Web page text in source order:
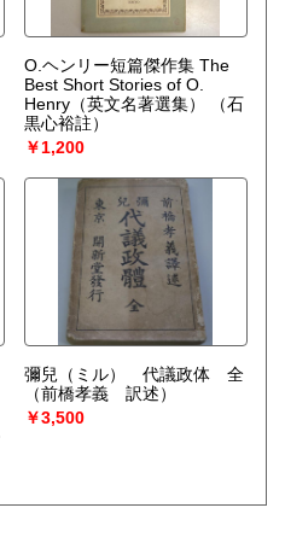
O.ヘンリー短篇傑作集 The
Best Short Stories of O.
Henry（英文名著選集）
（石
黒心裕註）
￥1,200
彌兒（ミル） 代議政体 全
（前橋孝義 訳述）
￥3,500